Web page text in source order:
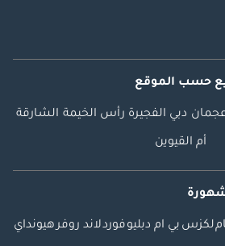
حسب الموقع
دبي الفجيرة رأس الخيمة الشارقة
أم القيوين
لكزس بي ام دبليوفوردلاند روفرهيونداي